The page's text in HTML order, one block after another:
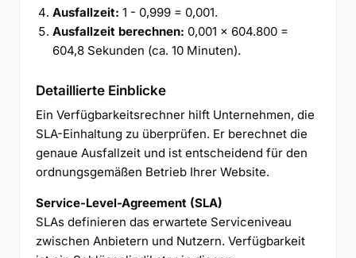
Ausfallzeit: 1 - 0,999 = 0,001.
Ausfallzeit berechnen: 0,001 × 604.800 =
604,8 Sekunden (ca. 10 Minuten).
Detaillierte Einblicke
Ein Verfügbarkeitsrechner hilft Unternehmen, die
SLA-Einhaltung zu überprüfen. Er berechnet die
genaue Ausfallzeit und ist entscheidend für den
ordnungsgemäßen Betrieb Ihrer Website.
Service-Level-Agreement (SLA)
SLAs definieren das erwartete Serviceniveau
zwischen Anbietern und Nutzern. Verfügbarkeit